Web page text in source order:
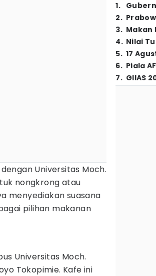
Universitas Moch.
nongkrong atau
menyediakan suasana
pilihan makanan
Universitas Moch.
Tokopimie. Kafe ini
1.
2.
3. Makan
4. Nilai
5. 17
6. Piala
7. GIIAS